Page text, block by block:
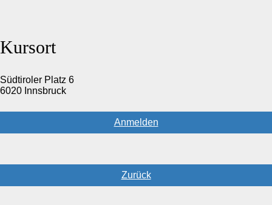
Kursort
Südtiroler Platz 6
6020 Innsbruck
Anmelden
Zurück